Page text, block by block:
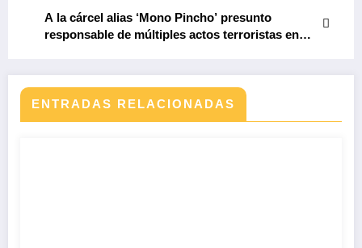
A la cárcel alias ‘Mono Pincho’ presunto
responsable de múltiples actos terroristas en
ENTRADAS RELACIONADAS